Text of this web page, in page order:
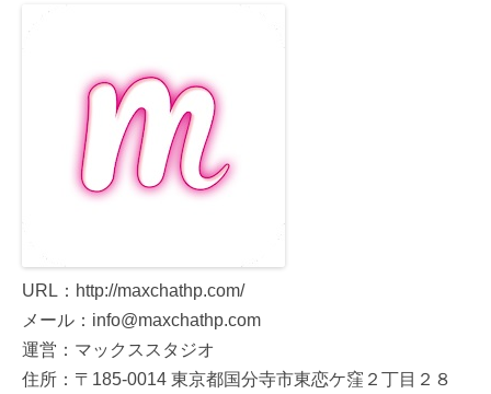
URL：http://maxchathp.com/
メール：info@maxchathp.com
運営：マックススタジオ
住所：〒185-0014 東京都国分寺市東恋ケ窪２丁目２８